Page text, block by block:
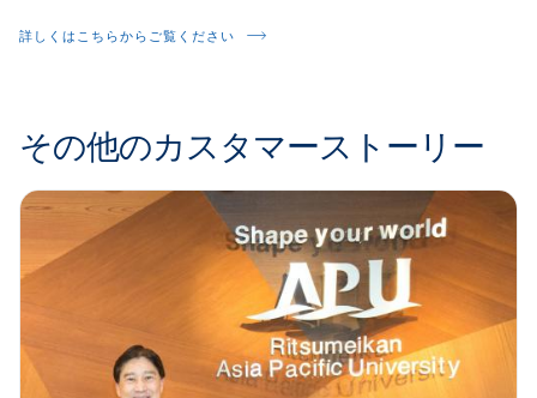
詳しくはこちらからご覧ください
その他のカスタマーストーリー